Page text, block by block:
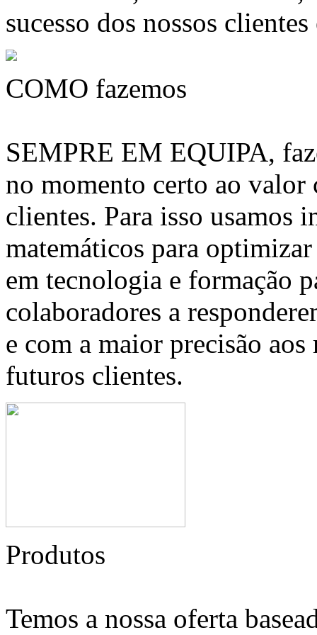
sucesso dos nossos
COMO fazemos
SEMPRE EM EQUIPA,
no momento certo ao valor
clientes. Para isso usamos
matemáticos para
em tecnologia e formação
colaboradores a
e com a maior precisão
futuros clientes.
Produtos
Temos a nossa oferta